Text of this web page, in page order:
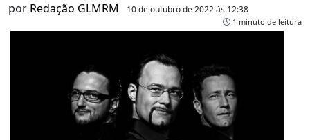
por Redação GLMRM 10 de outubro de 2022 às 12:38
1 minuto de leitura